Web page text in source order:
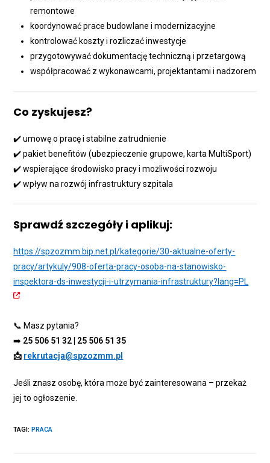
remontowe
koordynować prace budowlane i modernizacyjne
kontrolować koszty i rozliczać inwestycje
przygotowywać dokumentację techniczną i przetargową
współpracować z wykonawcami, projektantami i nadzorem
Co zyskujesz?
✔️ umowę o pracę i stabilne zatrudnienie
✔️ pakiet benefitów (ubezpieczenie grupowe, karta MultiSport)
✔️ wspierające środowisko pracy i możliwości rozwoju
✔️ wpływ na rozwój infrastruktury szpitala
Sprawdź szczegóły i aplikuj:
https://spzozmm.bip.net.pl/kategorie/30-aktualne-oferty-
pracy/artykuly/908-oferta-pracy-osoba-na-stanowisko-
inspektora-ds-inwestycji-i-utrzymania-infrastruktury?lang=PL
📞 Masz pytania?
➡️ 25 506 51 32 | 25 506 51 35
📩 rekrutacja@spzozmm.pl
Jeśli znasz osobę, która może być zainteresowana – przekaż
jej to ogłoszenie.
TAGI:PRACA